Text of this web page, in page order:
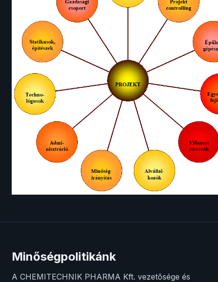
Minőségpolitikánk
A CHEMITECHNIK PHARMA Kft. vezetősége és